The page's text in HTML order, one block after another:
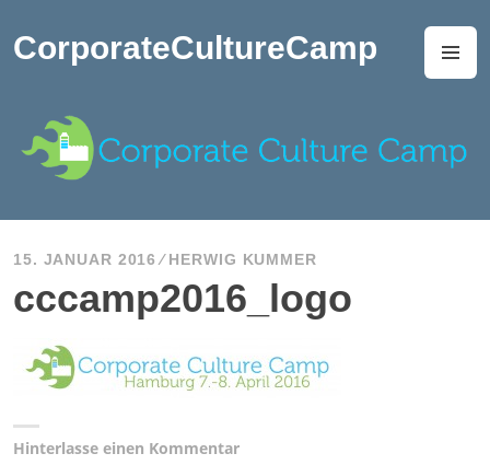
Inhalt
springen
CorporateCultureCamp
15. JANUAR 2016 HERWIG KUMMER
cccamp2016_logo
Hinterlasse einen Kommentar